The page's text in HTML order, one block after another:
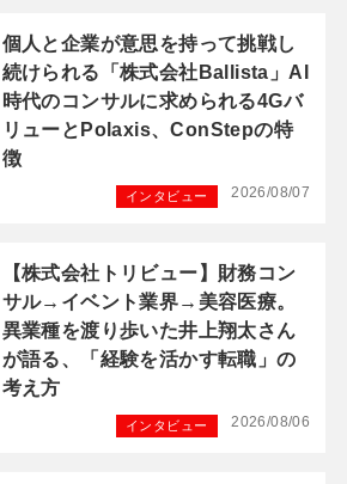
個人と企業が意思を持って挑戦し
続けられる「株式会社Ballista」AI
時代のコンサルに求められる4Gバ
リューとPolaxis、ConStepの特
徴
2026/08/07
インタビュー
【株式会社トリビュー】財務コン
サル→イベント業界→美容医療。
異業種を渡り歩いた井上翔太さん
が語る、「経験を活かす転職」の
考え方
2026/08/06
インタビュー